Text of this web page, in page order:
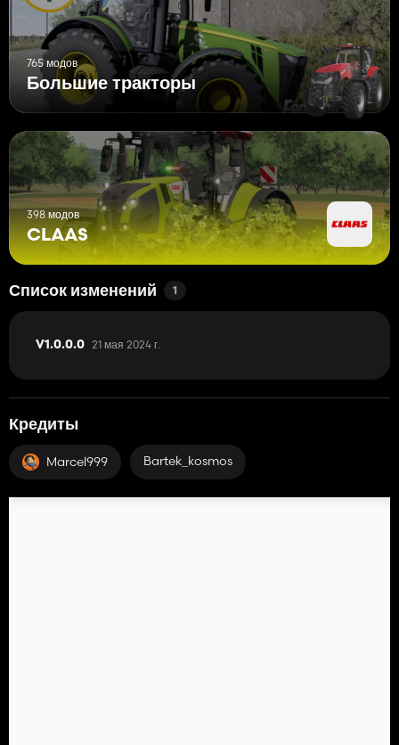
765 модов
Большие тракторы
398 модов
CLAAS
Список изменений 1
V1.0.0.0 21 мая 2024 г.
Кредиты
Marcel999 Bartek_kosmos